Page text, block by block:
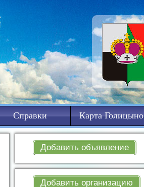
Справки Карта Голицыно
Добавить объявление
Добавить организацию